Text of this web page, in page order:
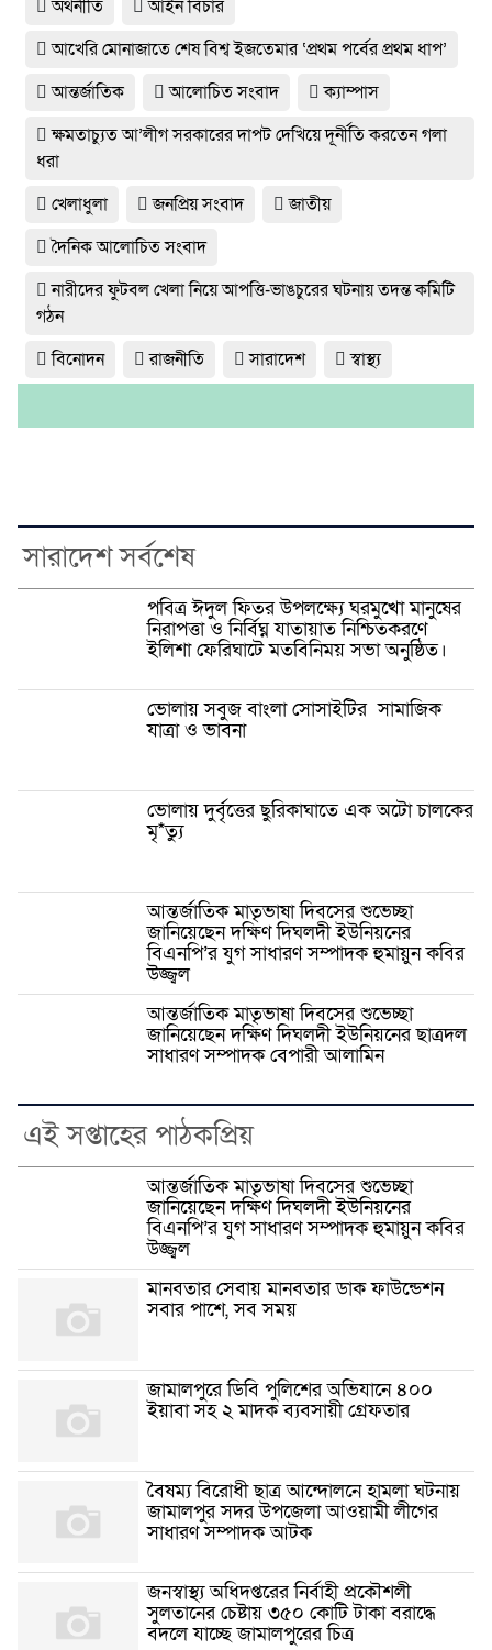
অর্থনীতি
আইন বিচার
আখেরি মোনাজাতে শেষ বিশ্ব ইজতেমার ‘প্রথম পর্বের প্রথম ধাপ’
আন্তর্জাতিক
আলোচিত সংবাদ
ক্যাম্পাস
ক্ষমতাচ্যুত আ’লীগ সরকারের দাপট দেখিয়ে দূর্নীতি করতেন গলা
ধরা
খেলাধুলা
জনপ্রিয় সংবাদ
জাতীয়
দৈনিক আলোচিত সংবাদ
নারীদের ফুটবল খেলা নিয়ে আপত্তি-ভাঙচুরের ঘটনায় তদন্ত কমিটি
গঠন
বিনোদন
রাজনীতি সারাদেশ স্বাস্থ্য
সারাদেশ সর্বশেষ
পবিত্র ঈদুল ফিতর উপলক্ষ্যে ঘরমুখো মানুষের
নিরাপত্তা ও নির্বিঘ্ন যাতায়াত নিশ্চিতকরণে
ইলিশা ফেরিঘাটে মতবিনিময় সভা অনুষ্ঠিত।
ভোলায় সবুজ বাংলা সোসাইটির সামাজিক
যাত্রা ও ভাবনা
ভোলায় দুর্বৃত্তের ছুরিকাঘাতে এক অটো চালকের
মৃ*ত্যু
আন্তর্জাতিক মাতৃভাষা দিবসের শুভেচ্ছা
জানিয়েছেন দক্ষিণ দিঘলদী ইউনিয়নের
বিএনপি’র যুগ সাধারণ সম্পাদক হুমায়ুন কবির
উজ্জ্বল
আন্তর্জাতিক মাতৃভাষা দিবসের শুভেচ্ছা
জানিয়েছেন দক্ষিণ দিঘলদী ইউনিয়নের ছাত্রদল
সাধারণ সম্পাদক বেপারী আলামিন
এই সপ্তাহের পাঠকপ্রিয়
আন্তর্জাতিক মাতৃভাষা দিবসের শুভেচ্ছা
জানিয়েছেন দক্ষিণ দিঘলদী ইউনিয়নের
বিএনপি’র যুগ সাধারণ সম্পাদক হুমায়ুন কবির
উজ্জ্বল
মানবতার সেবায় মানবতার ডাক ফাউন্ডেশন
সবার পাশে, সব সময়
জামালপুরে ডিবি পুলিশের অভিযানে ৪০০
ইয়াবা সহ ২ মাদক ব্যবসায়ী গ্রেফতার
বৈষম্য বিরোধী ছাত্র আন্দোলনে হামলা ঘটনায়
জামালপুর সদর উপজেলা আওয়ামী লীগের
সাধারণ সম্পাদক আটক
জনস্বাস্থ্য অধিদপ্তরের নির্বাহী প্রকৌশলী
সুলতানের চেষ্টায় ৩৫০ কোটি টাকা বরাদ্ধে
বদলে যাচ্ছে জামালপুরের চিত্র